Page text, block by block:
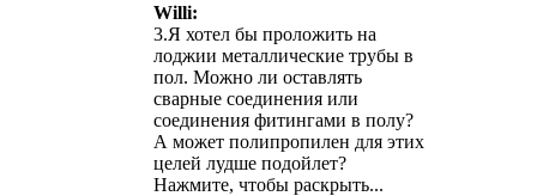
Willi:
3.Я хотел бы проложить на
лоджии металлические трубы в
пол. Можно ли оставлять
сварные соединения или
соединения фитингами в полу?
А может полипропилен для этих
целей лудше подойлет?
Нажмите, чтобы раскрыть...